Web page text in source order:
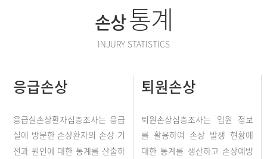
손상통계
INJURY STATISTICS
응급손상
응급실손상환자심층조사는 응급
실에 방문한 손상환자의 손상 기
전과 원인에 대한 통계를 산출하
퇴원손상
퇴원손상심층조사는 입원 정보
를 활용하여 손상 발생 현황에
대한 통계를 생산하고 손상예방